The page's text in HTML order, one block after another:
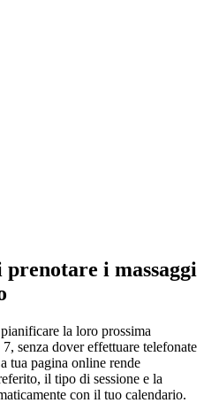
i massaggi
la loro prossima
senza dover effettuare telefonate
tua pagina online rende
il tipo di sessione e la
con il tuo calendario.